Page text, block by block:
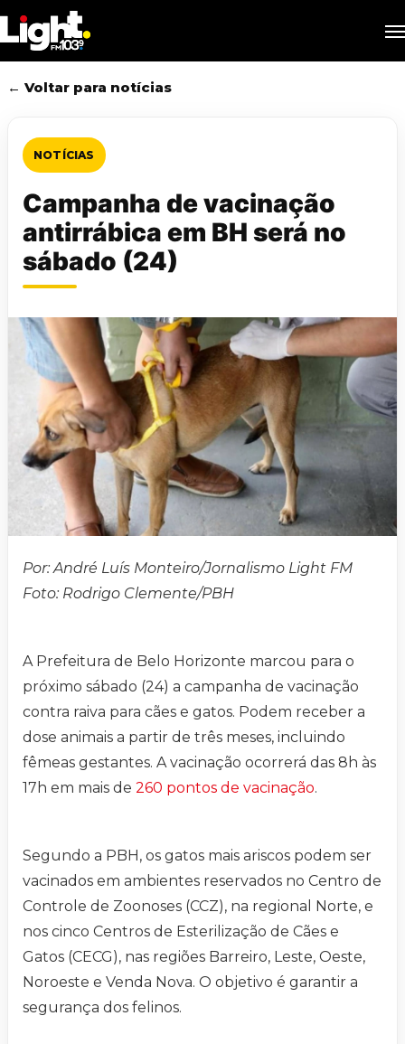
to
main
content
← Voltar para notícias
NOTÍCIAS
Campanha de vacinação
antirrábica em BH será no
sábado (24)
Por: André Luís Monteiro/Jornalismo Light FM
Foto: Rodrigo Clemente/PBH
A Prefeitura de Belo Horizonte marcou para o
próximo sábado (24) a campanha de vacinação
contra raiva para cães e gatos. Podem receber a
dose animais a partir de três meses, incluindo
fêmeas gestantes. A vacinação ocorrerá das 8h às
17h em mais de 260 pontos de vacinação.
Segundo a PBH, os gatos mais ariscos podem ser
vacinados em ambientes reservados no Centro de
Controle de Zoonoses (CCZ), na regional Norte, e
nos cinco Centros de Esterilização de Cães e
Gatos (CECG), nas regiões Barreiro, Leste, Oeste,
Noroeste e Venda Nova. O objetivo é garantir a
segurança dos felinos.